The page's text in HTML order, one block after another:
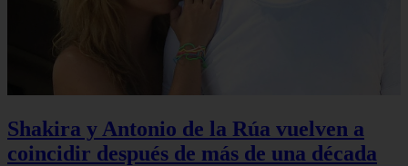
Shakira y Antonio de la Rúa vuelven a
coincidir después de más de una década